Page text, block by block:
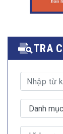
TRA